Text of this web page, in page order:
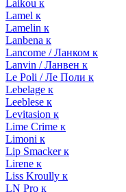
Laikou к
Lamel к
Lamelin к
Lanbena к
Lancome / Ланком к
Lanvin / Ланвен к
Le Poli / Ле Поли к
Lebelage к
Leeblese к
Levitasion к
Lime Crime к
Limoni к
Lip Smacker к
Lirene к
Liss Kroully к
LN Pro к